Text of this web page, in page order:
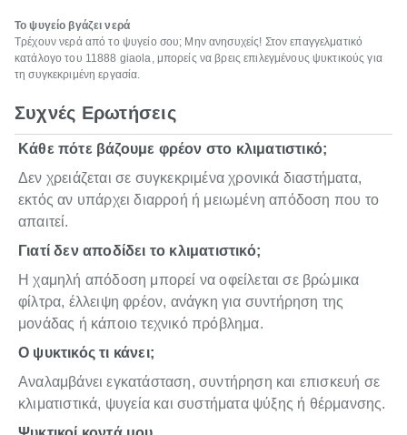
Το ψυγείο βγάζει νερά
Τρέχουν νερά από το ψυγείο σου; Μην ανησυχείς! Στον επαγγελματικό
κατάλογο του 11888 giaola, μπορείς να βρεις επιλεγμένους ψυκτικούς για
τη συγκεκριμένη εργασία.
Συχνές Ερωτήσεις
Κάθε πότε βάζουμε φρέον στο κλιματιστικό;
Δεν χρειάζεται σε συγκεκριμένα χρονικά διαστήματα,
εκτός αν υπάρχει διαρροή ή μειωμένη απόδοση που το
απαιτεί.
Γιατί δεν αποδίδει το κλιματιστικό;
Η χαμηλή απόδοση μπορεί να οφείλεται σε βρώμικα
φίλτρα, έλλειψη φρέον, ανάγκη για συντήρηση της
μονάδας ή κάποιο τεχνικό πρόβλημα.
Ο ψυκτικός τι κάνει;
Αναλαμβάνει εγκατάσταση, συντήρηση και επισκευή σε
κλιματιστικά, ψυγεία και συστήματα ψύξης ή θέρμανσης.